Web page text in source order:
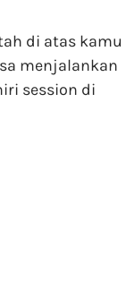
di atas kamu
menjalankan
session di